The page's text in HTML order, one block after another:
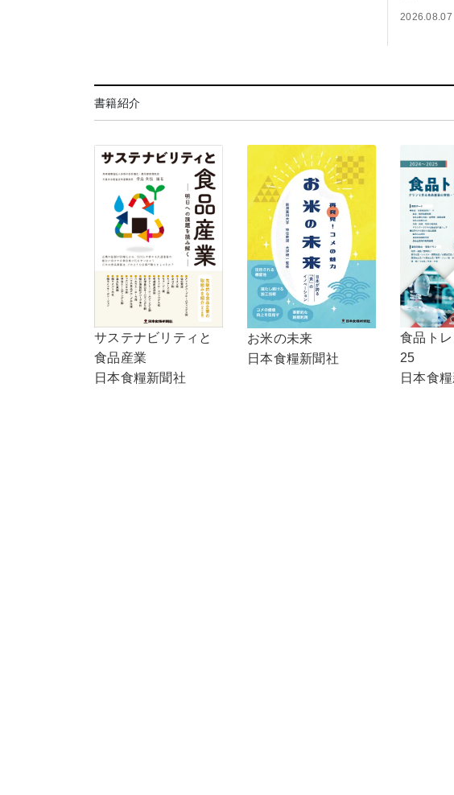
2026.08.07
書籍紹介
サステナビリティと
食品産業
日本食糧新聞社
お米の未来
日本食糧新聞社
食品ト
25
日本食